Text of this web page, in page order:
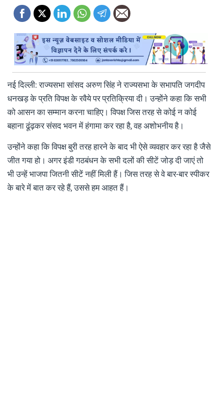
नई दिल्ली: राज्यसभा सांसद अरुण सिंह ने राज्यसभा के सभापति जगदीप
धनखड़ के प्रति विपक्ष के रवैये पर प्रतिक्रिया दी। उन्होंने कहा कि सभी
को आसन का सम्मान करना चाहिए। विपक्ष जिस तरह से कोई न कोई
बहाना ढूंढ़कर संसद भवन में हंगामा कर रहा है, वह अशोभनीय है।
उन्होंने कहा कि विपक्ष बुरी तरह हारने के बाद भी ऐसे व्यवहार कर रहा है जैसे
जीत गया हो। अगर इंडी गठबंधन के सभी दलों की सीटें जोड़ दी जाएं तो
भी उन्हें भाजपा जितनी सीटें नहीं मिली हैं। जिस तरह से वे बार-बार स्पीकर
के बारे में बात कर रहे हैं, उससे हम आहत हैं।